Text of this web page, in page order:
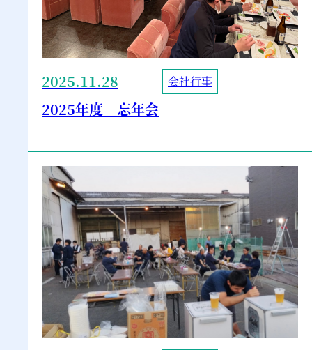
2025.11.28 会社行事
2025年度 忘年会